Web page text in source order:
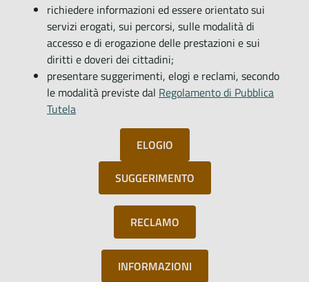
richiedere informazioni ed essere orientato sui
servizi erogati, sui percorsi, sulle modalità di
accesso e di erogazione delle prestazioni e sui
diritti e doveri dei cittadini;
presentare suggerimenti, elogi e reclami, secondo
le modalità previste dal Regolamento di Pubblica
Tutela
ELOGIO
SUGGERIMENTO
RECLAMO
INFORMAZIONI